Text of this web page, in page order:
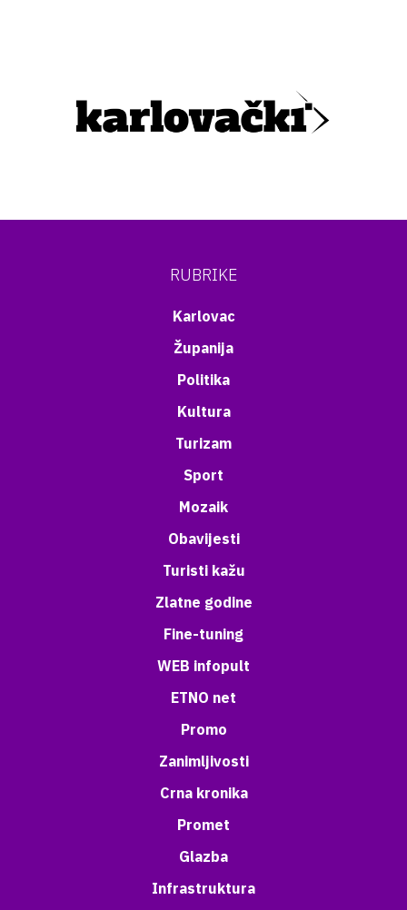
RUBRIKE
Karlovac
Županija
Politika
Kultura
Turizam
Sport
Mozaik
Obavijesti
Turisti kažu
Zlatne godine
Fine-tuning
WEB infopult
ETNO net
Promo
Zanimljivosti
Crna kronika
Promet
Glazba
Infrastruktura